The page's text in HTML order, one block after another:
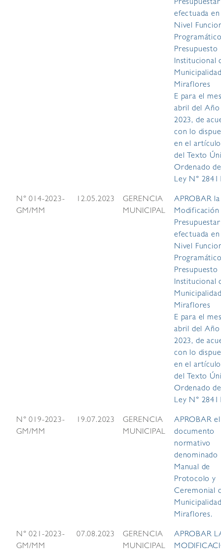
efectuada
Nivel
Presupuesto
Institucional
Miraflores
E para el
abril del Año
2023, de
con lo
en el
del Texto
Ordenado
Ley N°
N° 014-2023-
GM/MM
12.05.2023
GERENCIA
MUNICIPAL
APROBAR la
Modificación
efectuada
Nivel
Presupuesto
Institucional
Miraflores
E para el
abril del Año
2023, de
con lo
en el
del Texto
Ordenado
Ley N°
N° 019-2023-
GM/MM
19.07.2023
GERENCIA
MUNICIPAL
APROBAR el
documento
normativo
denominado
Manual de
Protocolo y
Ceremonial
Miraflores.
N° 021-2023-
GM/MM
07.08.2023
GERENCIA
MUNICIPAL
APROBAR